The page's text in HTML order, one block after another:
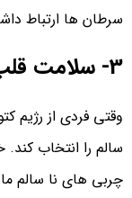
سرطان ها ارتباط
3- سلامت قلب را بهبود می بخشد
وقتی فردی از رژیم
سالم را انتخاب
چربی های نا سالم